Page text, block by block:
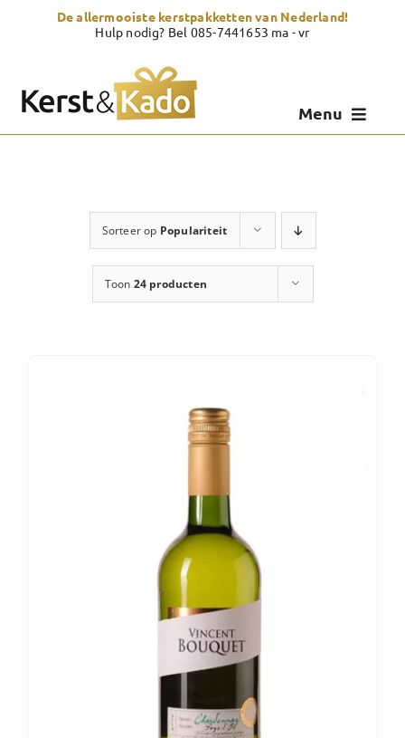
De allermooiste kerstpakketten van Nederland!
Hulp nodig? Bel 085-7441653 ma - vr
Menu
Zelf samenstellen
Sorteer op Populariteit
Toon 24 producten